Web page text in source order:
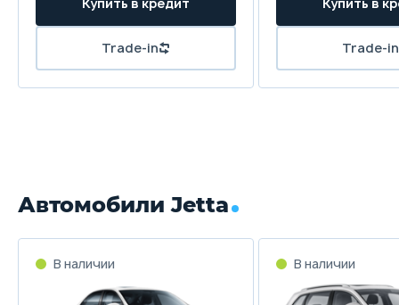
Купить в кредит
Trade-in
Купить в
Trade-in
Автомобили Jetta
В наличии В наличии